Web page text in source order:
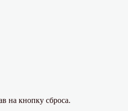
на кнопку сброса.